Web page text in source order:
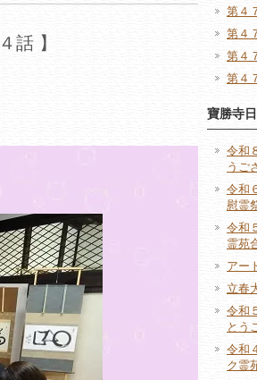
話 】
第４
第４
第４
第４
寶勝寺
令和
うご
令和
慰霊
令和
霊苑
アー
立春
令和
とう
令和
ク霊